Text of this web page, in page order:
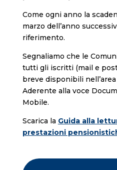
Come ogni anno la
marzo dell’anno
riferimento.
Segnaliamo che le
tutti gli iscritti (mail e
breve disponibili
Aderente alla voce
Mobile.
Scarica la Guida alla
prestazioni